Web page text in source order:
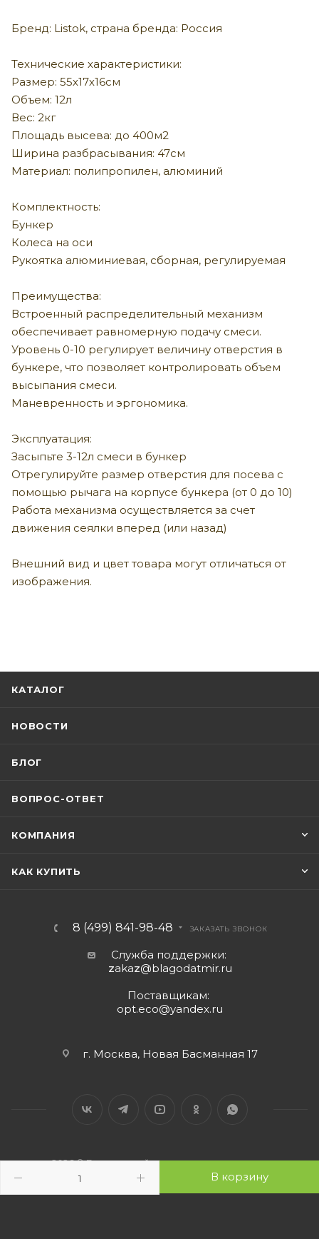
В корзину
Бренд: Listok, страна бренда: Россия
Технические характеристики:
Размер: 55х17х16см
Объем: 12л
Вес: 2кг
Площадь высева: до 400м2
Ширина разбрасывания: 47см
Материал: полипропилен, алюминий
Комплектность:
Бункер
Колеса на оси
Рукоятка алюминиевая, сборная, регулируемая
Преимущества:
Встроенный распределительный механизм
обеспечивает равномерную подачу смеси.
Уровень 0-10 регулирует величину отверстия в
бункере, что позволяет контролировать объем
высыпания смеси.
Маневренность и эргономика.
Эксплуатация:
Засыпьте 3-12л смеси в бункер
Отрегулируйте размер отверстия для посева с
помощью рычага на корпусе бункера (от 0 до 10)
Работа механизма осуществляется за счет
движения сеялки вперед (или назад)
Внешний вид и цвет товара могут отличаться от
изображения.
КАТАЛОГ
НОВОСТИ
БЛОГ
ВОПРОС-ОТВЕТ
КОМПАНИЯ
КАК КУПИТЬ
8 (499) 841-98-48 ЗАКАЗАТЬ ЗВОНОК
Служба поддержки:
zakaz@blagodatmir.ru
Поставщикам:
opt.eco@yandex.ru
г. Москва, Новая Басманная 17
2026 © Благодатный мир - интернет-магазин